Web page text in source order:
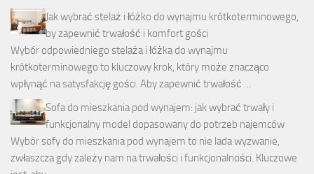
Jak wybrać stelaż i łóżko do wynajmu krótkoterminowego,
by zapewnić trwałość i komfort gości
Wybór odpowiedniego stelaża i łóżka do wynajmu
krótkoterminowego to kluczowy krok, który może znacząco
wpłynąć na satysfakcję gości. Aby zapewnić trwałość …
Sofa do mieszkania pod wynajem: jak wybrać trwały i
funkcjonalny model dopasowany do potrzeb najemców
Wybór sofy do mieszkania pod wynajem to nie lada wyzwanie,
zwłaszcza gdy zależy nam na trwałości i funkcjonalności. Kluczowe